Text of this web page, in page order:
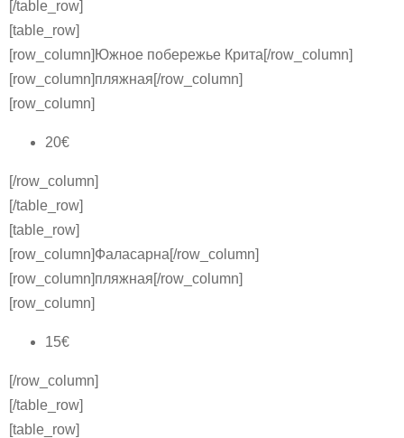
[/table_row]
[table_row]
[row_column]Южное побережье Крита[/row_column]
[row_column]пляжная[/row_column]
[row_column]
20€
[/row_column]
[/table_row]
[table_row]
[row_column]Фаласарна[/row_column]
[row_column]пляжная[/row_column]
[row_column]
15€
[/row_column]
[/table_row]
[table_row]